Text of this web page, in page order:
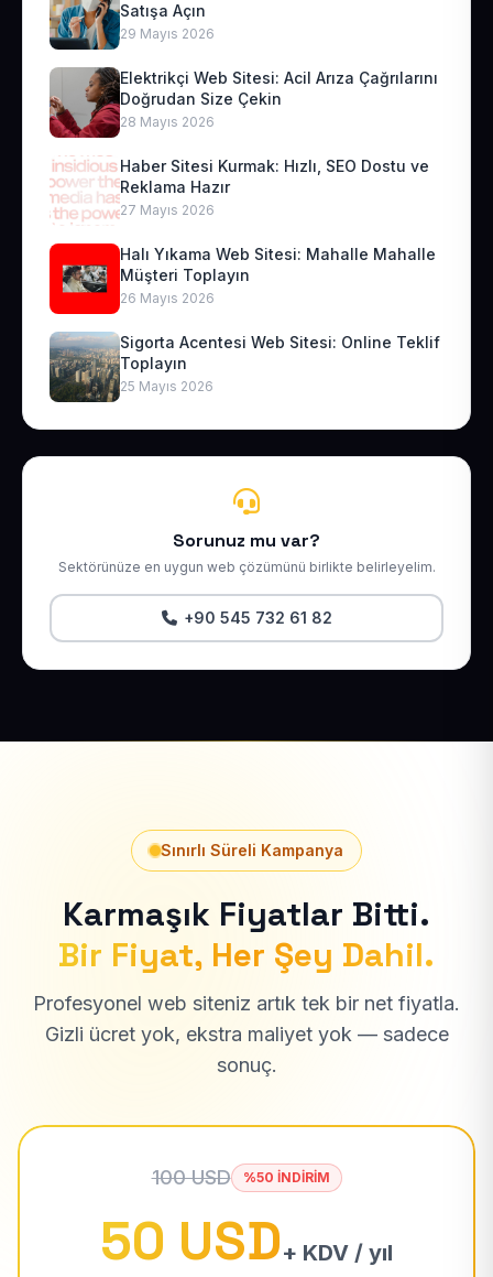
Satışa Açın
29 Mayıs 2026
Elektrikçi Web Sitesi: Acil Arıza Çağrılarını
Doğrudan Size Çekin
28 Mayıs 2026
Haber Sitesi Kurmak: Hızlı, SEO Dostu ve
Reklama Hazır
27 Mayıs 2026
Halı Yıkama Web Sitesi: Mahalle Mahalle
Müşteri Toplayın
26 Mayıs 2026
Sigorta Acentesi Web Sitesi: Online Teklif
Toplayın
25 Mayıs 2026
Sorunuz mu var?
Sektörünüze en uygun web çözümünü birlikte belirleyelim.
+90 545 732 61 82
Sınırlı Süreli Kampanya
Karmaşık Fiyatlar Bitti.
Bir Fiyat, Her Şey Dahil.
Profesyonel web siteniz artık tek bir net fiyatla.
Gizli ücret yok, ekstra maliyet yok — sadece
sonuç.
100 USD %50 İNDİRİM
50 USD+ KDV / yıl